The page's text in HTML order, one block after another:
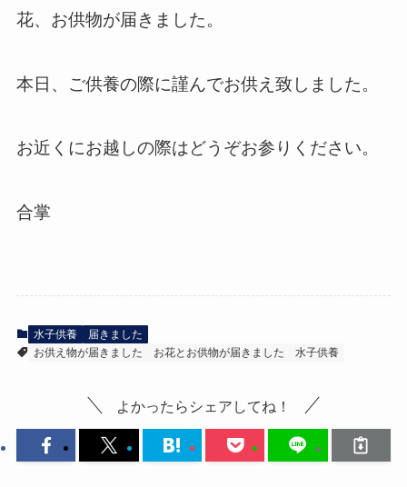
花、お供物が届きました。
本日、ご供養の際に謹んでお供え致しました。
お近くにお越しの際はどうぞお参りください。
合掌
水子供養
届きました
お供え物が届きました
お花とお供物が届きました 水子供養
よかったらシェアしてね！